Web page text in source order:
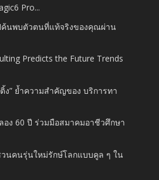
Pro...
ค้นพบตัวตนที่แท้จริงของคุณผ่าน
Predicts the Future Trends
ง” ย้ำความสำคัญของ บริการทา
อง 60 ปี ร่วมมือสมาคมอาชีวศึกษา
นคนรุ่นใหม่รักษ์โลกแบบคูล ๆ ใน